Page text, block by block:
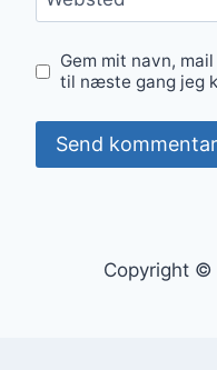
Gem mit navn,
til næste gang jeg
Copyright